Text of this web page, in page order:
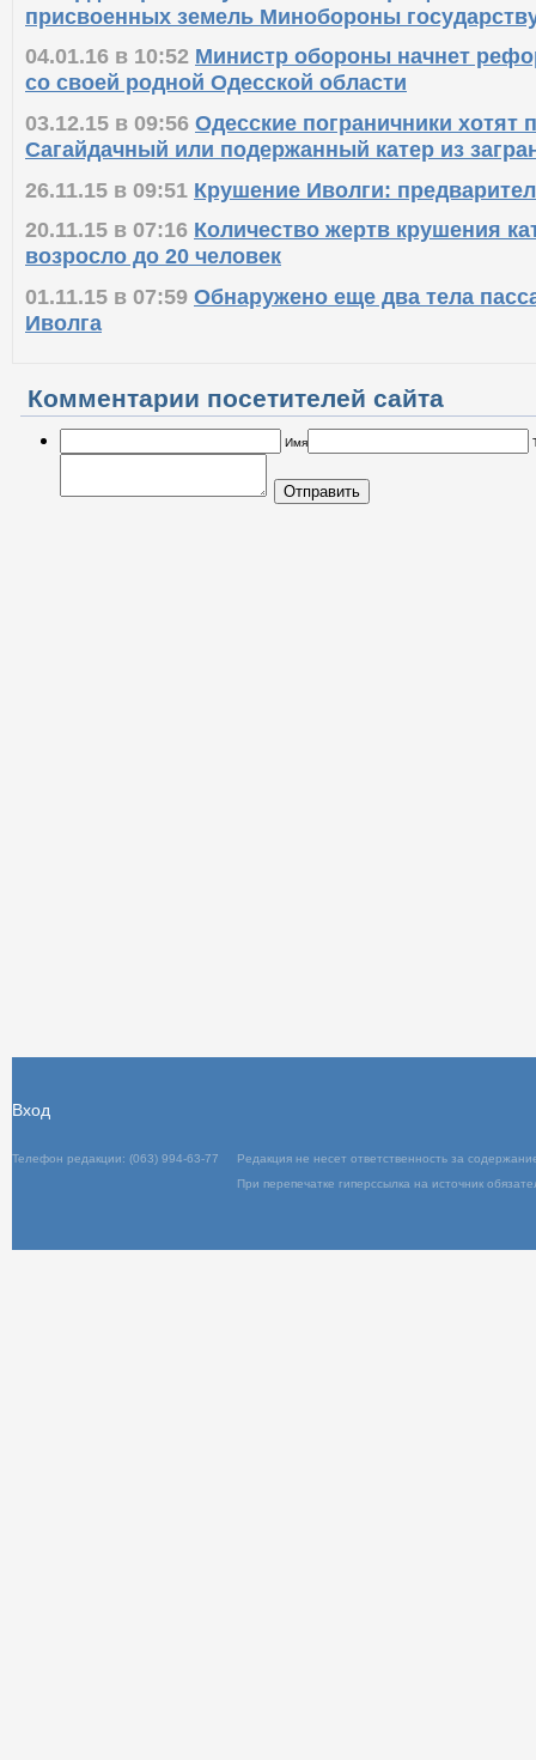
присвоенных земель Минобороны
04.01.16 в 10:52 Министр обороны начнет
со своей родной Одесской области
03.12.15 в 09:56 Одесские пограничники хотят
Сагайдачный или подержанный катер из
26.11.15 в 09:51 Крушение Иволги:
20.11.15 в 07:16 Количество жертв крушения
возросло до 20 человек
01.11.15 в 07:59 Обнаружено еще два тела
Иволга
Комментарии посетителей сайта
Имя
Отправить
Телефон редакции: (063) 994-63-77
При